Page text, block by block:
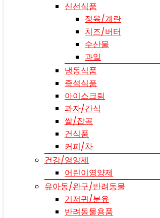
신선식품
정육/계란
치즈/버터
수산물
과일
냉동식품
즉석식품
아이스크림
과자/간식
쌀/잡곡
건식품
커피/차
건강/영양제
어린이영양제
유아동/완구/반려동물
기저귀/분유
반려동물용품